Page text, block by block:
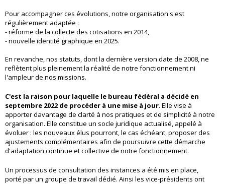
Pour accompagner ces évolutions, notre organisation s'est
régulièrement adaptée :
- réforme de la collecte des cotisations en 2014,
- nouvelle identité graphique en 2025.
En revanche, nos statuts, dont la dernière version date de 2008, ne
reflètent plus pleinement la réalité de notre fonctionnement ni
l'ampleur de nos missions.
C'est la raison pour laquelle le bureau fédéral a décidé en
septembre 2022 de procéder à une mise à jour. Elle vise à
apporter davantage de clarté à nos pratiques et de simplicité à notre
organisation. Elle constitue un socle juridique actualisé, appelé à
évoluer : les nouveaux élus pourront, le cas échéant, proposer des
ajustements complémentaires afin de poursuivre cette démarche
d'adaptation continue et collective de notre fonctionnement.
Un processus de consultation des instances a été mis en place,
porté par un groupe de travail dédié. Ainsi les vice-présidents ont